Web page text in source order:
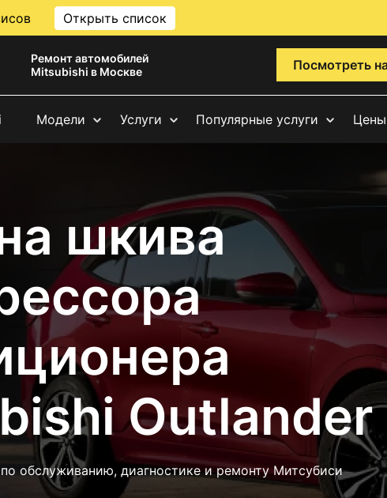
Открыть список
Ремонт автомобилей
Mitsubishi в Москве
Посмотреть
Модели Услуги Популярные услуги Цены
шкива
Outlander
обслуживанию, диагностике и ремонту Митсубиси